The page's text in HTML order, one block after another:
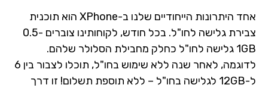
אחד היתרונות הייחודיים שלנו ב-XPhone הוא תוכנית
צבירת גלישה לחו"ל. בכל חודש, לקוחותינו צוברים 0.5-
1GB גלישה לחו"ל כחלק מחבילת הסלולר שלהם.
לדוגמה, לאחר שנה ללא שימוש בחו"ל, תוכלו לצבור בין 6
ל-12GB לגלישה בחו"ל – ללא תוספת תשלום! זו דרך